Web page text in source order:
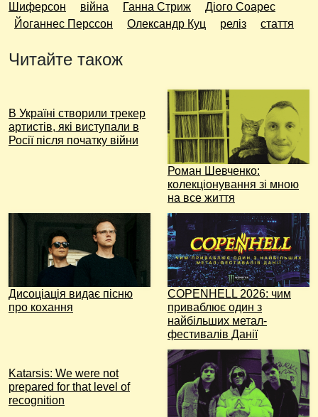
Шиферсон
війна Ганна Стриж
Діого Соарес
Йоганнес Перссон
Олександр Куц реліз стаття
Читайте також
В Україні створили трекер
артистів, які виступали в
Росії після початку війни
Роман Шевченко:
колекціонування зі мною
на все життя
Дисоціація видає пісню
про кохання
COPENHELL 2026: чим
приваблює один з
найбільших метал-
фестивалів Данії
Katarsis: We were not
prepared for that level of
recognition